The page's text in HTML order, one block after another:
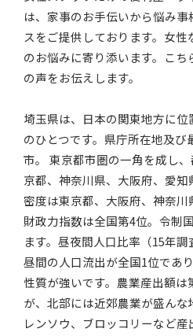
は、家事のお手伝いから悩み
スをご提供しております。女
のお悩みに寄り添います。こ
の声をお伝えします。
埼玉県は、日本の関東地方に
のひとつです。県庁所在地及び
市。 東京都市圏の一角を成し
京都、神奈川県、大阪府、愛
密度は東京都、大阪府、神奈川
財政力指数は全国第4位。令制
ます。昼夜間人口比率（15年
昼間の人口流出が全国1位であ
性質が強いです。農業産出額は
が、北部には近郊農業が盛ん
レンソウ、ブロッコリーなど